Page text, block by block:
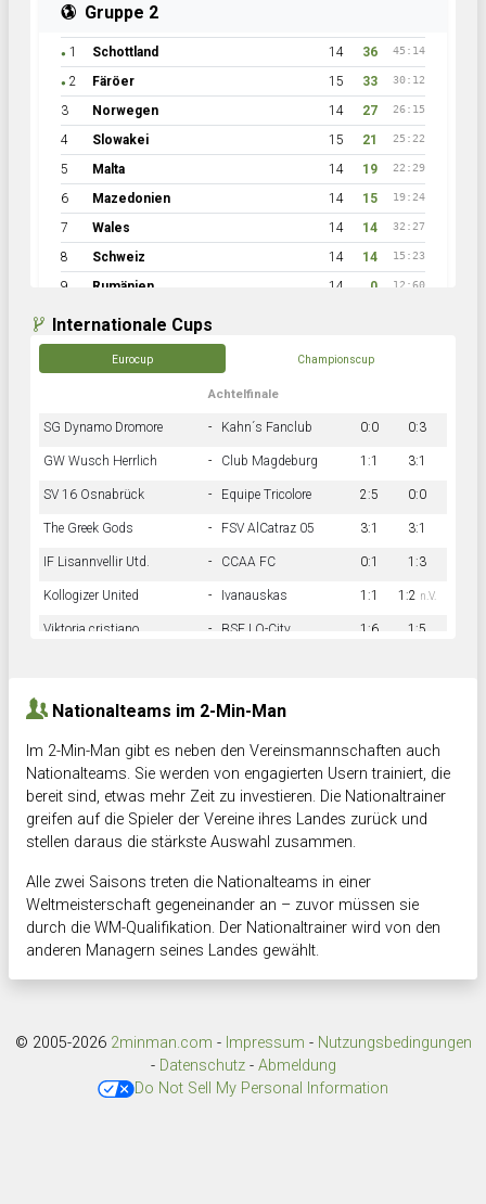
Gruppe 2
● 1 Schottland 14 36 45:14
● 2 Färöer 15 33 30:12
3 Norwegen 14 27 26:15
4 Slowakei 15 21 25:22
5 Malta 14 19 22:29
6 Mazedonien 14 15 19:24
7 Wales 14 14 32:27
8 Schweiz 14 14 15:23
9 Rumänien 14 0 12:60
Internationale Cups
Eurocup Championscup
Achtelfinale
SG Dynamo Dromore - Kahn´s Fanclub 0:0 0:3
GW Wusch Herrlich - Club Magdeburg 1:1 3:1
SV 16 Osnabrück - Equipe Tricolore 2:5 0:0
The Greek Gods - FSV AlCatraz 05 3:1 3:1
IF Lisannvellir Utd. - CCAA FC 0:1 1:3
Kollogizer United - Ivanauskas 1:1 1:2 n.V.
Viktoria cristiano - BSF LO-City 1:6 1:5
Nationalteams im 2-Min-Man
Im 2-Min-Man gibt es neben den Vereinsmannschaften auch
Nationalteams. Sie werden von engagierten Usern trainiert, die
bereit sind, etwas mehr Zeit zu investieren. Die Nationaltrainer
greifen auf die Spieler der Vereine ihres Landes zurück und
stellen daraus die stärkste Auswahl zusammen.
Alle zwei Saisons treten die Nationalteams in einer
Weltmeisterschaft gegeneinander an – zuvor müssen sie
durch die WM-Qualifikation. Der Nationaltrainer wird von den
anderen Managern seines Landes gewählt.
© 2005-2026 2minman.com - Impressum - Nutzungsbedingungen
- Datenschutz- Abmeldung
Do Not Sell My Personal Information